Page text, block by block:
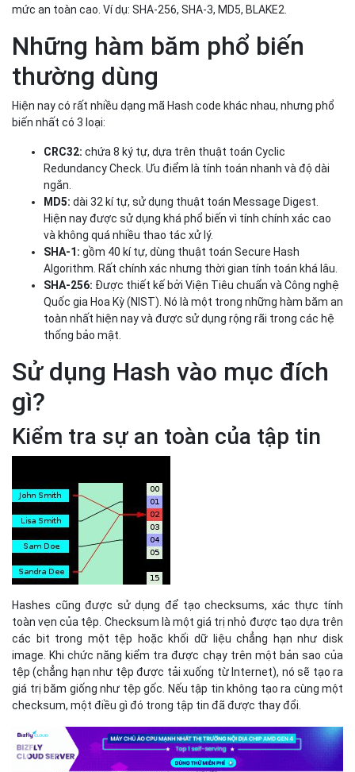
mức an toàn cao. Ví dụ: SHA-256, SHA-3, MD5, BLAKE2.
Những hàm băm phổ biến
thường dùng
Hiện nay có rất nhiều dạng mã Hash code khác nhau, nhưng phổ
biến nhất có 3 loại:
CRC32: chứa 8 ký tự, dựa trên thuật toán Cyclic
Redundancy Check. Ưu điểm là tính toán nhanh và độ dài
ngắn.
MD5: dài 32 kí tự, sử dụng thuật toán Message Digest.
Hiện nay được sử dụng khá phổ biến vì tính chính xác cao
và không quá nhiều thao tác xử lý.
SHA-1: gồm 40 kí tự, dùng thuật toán Secure Hash
Algorithm. Rất chính xác nhưng thời gian tính toán khá lâu.
SHA-256: Được thiết kế bởi Viện Tiêu chuẩn và Công nghệ
Quốc gia Hoa Kỳ (NIST). Nó là một trong những hàm băm an
toàn nhất hiện nay và được sử dụng rộng rãi trong các hệ
thống bảo mật.
Sử dụng Hash vào mục đích
gì?
Kiểm tra sự an toàn của tập tin
Hashes cũng được sử dụng để tạo checksums, xác thực tính
toàn vẹn của tệp. Checksum là một giá trị nhỏ được tạo dựa trên
các bit trong một tệp hoặc khối dữ liệu chẳng hạn như disk
image. Khi chức năng kiểm tra được chạy trên một bản sao của
tệp (chẳng hạn như tệp được tải xuống từ Internet), nó sẽ tạo ra
giá trị băm giống như tệp gốc. Nếu tập tin không tạo ra cùng một
checksum, một điều gì đó trong tập tin đã được thay đổi.